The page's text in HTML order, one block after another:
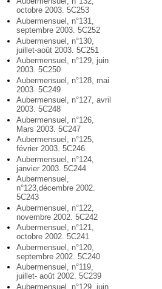
octobre 2003. 5C253
Aubermensuel, n°131,
septembre 2003. 5C252
Aubermensuel, n°130,
juillet-août 2003. 5C251
Aubermensuel, n°129, juin
2003. 5C250
Aubermensuel, n°128, mai
2003. 5C249
Aubermensuel, n°127, avril
2003. 5C248
Aubermensuel, n°126,
Mars 2003. 5C247
Aubermensuel, n°125,
février 2003. 5C246
Aubermensuel, n°124,
janvier 2003. 5C244
Aubermensuel,
n°123,décembre 2002.
5C243
Aubermensuel, n°122,
novembre 2002. 5C242
Aubermensuel, n°121,
octobre 2002. 5C241
Aubermensuel, n°120,
septembre 2002. 5C240
Aubermensuel, n°119,
juillet- août 2002. 5C239
Aubermensuel, n°129, juin